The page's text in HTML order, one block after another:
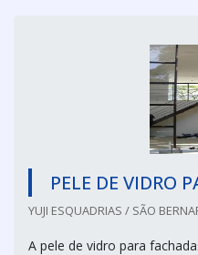
PELE DE VIDRO
YUJI ESQUADRIAS / SÃO
A pele de vidro para